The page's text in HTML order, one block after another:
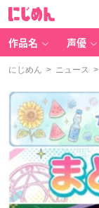
作品名 声優
にじめん > ニュース >